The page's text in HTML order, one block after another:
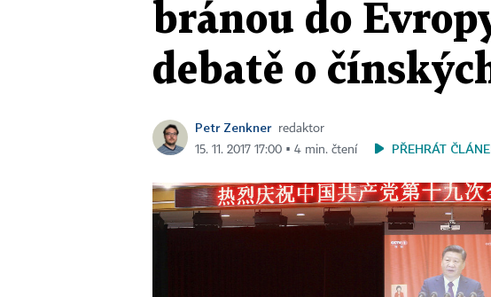
bránou do
debatě o
Petr Zenkner
redaktor
15. 11. 2017 17:00 ▪ 4 min. čtení
PŘEHRÁT